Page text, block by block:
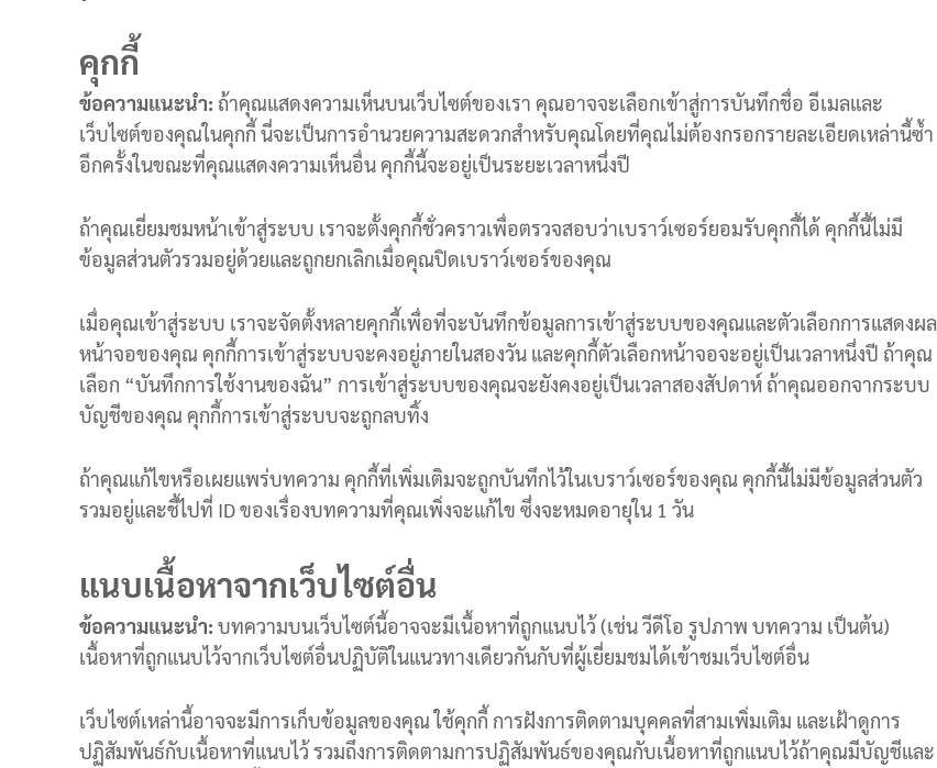
ะ
ห
ยั
ด
า
ไ
ฟ
ฟ้
า
b
y
i
o
l
r
p
l
u
s
คุกกี้
ข้อความแนะนำ: ถ้าคุณแสดงความเห็นบนเว็บไซต์ของเรา คุณอาจจะเลือกเข้าสู่การบันทึกชื่อ อีเมลและ
เว็บไซต์ของคุณในคุกกี้ นี่จะเป็นการอำนวยความสะดวกสำหรับคุณโดยที่คุณไม่ต้องกรอกรายละเอียดเหล่านี้ซ้ำ
อีกครั้งในขณะที่คุณแสดงความเห็นอื่น คุกกี้นี้จะอยู่เป็นระยะเวลาหนึ่งปี
ถ้าคุณเยี่ยมชมหน้าเข้าสู่ระบบ เราจะตั้งคุกกี้ชั่วคราวเพื่อตรวจสอบว่าเบราว์เซอร์ยอมรับคุกกี้ได้ คุกกี้นี้ไม่มี
ข้อมูลส่วนตัวรวมอยู่ด้วยและถูกยกเลิกเมื่อคุณปิดเบราว์เซอร์ของคุณ
เมื่อคุณเข้าสู่ระบบ เราจะจัดตั้งหลายคุกกี้เพื่อที่จะบันทึกข้อมูลการเข้าสู่ระบบของคุณและตัวเลือกการแสดงผล
หน้าจอของคุณ คุกกี้การเข้าสู่ระบบจะคงอยู่ภายในสองวัน และคุกกี้ตัวเลือกหน้าจอจะอยู่เป็นเวลาหนึ่งปี ถ้าคุณ
เลือก “บันทึกการใช้งานของฉัน” การเข้าสู่ระบบของคุณจะยังคงอยู่เป็นเวลาสองสัปดาห์ ถ้าคุณออกจากระบบ
บัญชีของคุณ คุกกี้การเข้าสู่ระบบจะถูกลบทิ้ง
ถ้าคุณแก้ไขหรือเผยแพร่บทความ คุกกี้ที่เพิ่มเติมจะถูกบันทึกไว้ในเบราว์เซอร์ของคุณ คุกกี้นี้ไม่มีข้อมูลส่วนตัว
รวมอยู่และชี้ไปที่ ID ของเรื่องบทความที่คุณเพิ่งจะแก้ไข ซึ่งจะหมดอายุใน 1 วัน
แนบเนื้อหาจากเว็บไซต์อื่น
ข้อความแนะนำ: บทความบนเว็บไซต์นี้อาจจะมีเนื้อหาที่ถูกแนบไว้ (เช่น วีดีโอ รูปภาพ บทความ เป็นต้น)
เนื้อหาที่ถูกแนบไว้จากเว็บไซต์อื่นปฏิบัติในแนวทางเดียวกันกับที่ผู้เยี่ยมชมได้เข้าชมเว็บไซต์อื่น
เว็บไซต์เหล่านี้อาจจะมีการเก็บข้อมูลของคุณ ใช้คุกกี้ การฝังการติดตามบุคคลที่สามเพิ่มเติม และเฝ้าดูการ
ปฏิสัมพันธ์กับเนื้อหาที่แนบไว้ รวมถึงการติดตามการปฏิสัมพันธ์ของคุณกับเนื้อหาที่ถูกแนบไว้ถ้าคุณมีบัญชีและ